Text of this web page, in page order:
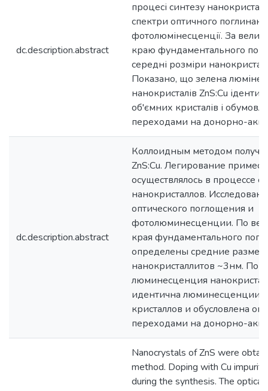
dc.description.abstract
процесі синтезу
спектри оптичного
фотолюмінесценції. За
краю фундаментального
середні розміри
Показано, що зелена
нанокристалів ZnS:Cu
об'ємних кристалів і
переходами на донорно-
dc.description.abstract
Коллоидным методом
ZnS:Cu. Легирование
осуществлялось в процессе
нанокристаллов.
оптического поглощения и
фотолюминесценции. По
края фундаментального
определены средние
нанокристаллитов ~3нм.
люминесценция
идентична люминесценции
кристаллов и обусловлена
переходами на донорно-
Nanocrystals of ZnS were
method. Doping with Cu
during the synthesis. The